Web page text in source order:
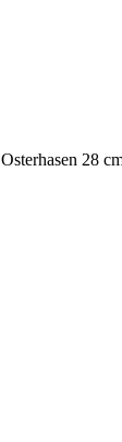
Osterhasen 28